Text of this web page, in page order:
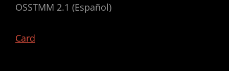
OSSTMM 2.1 (Español)
Card